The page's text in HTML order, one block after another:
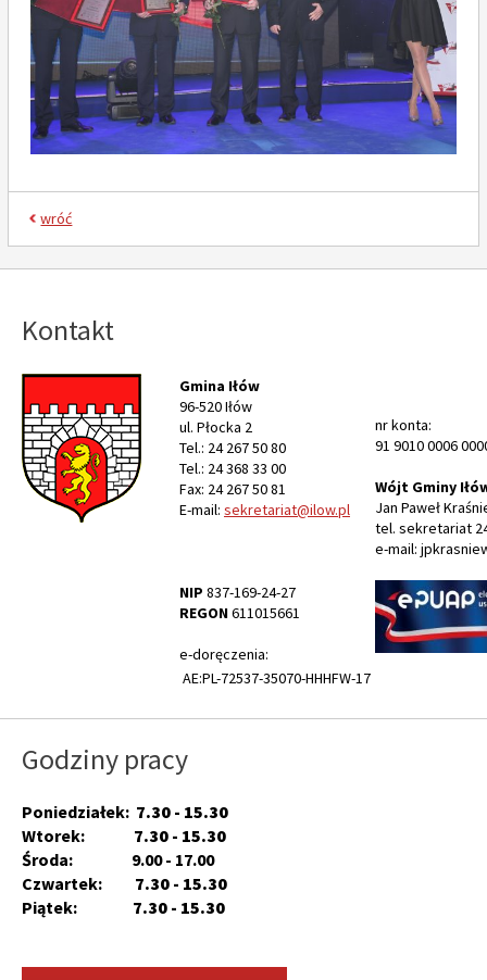
wróć
Kontakt
Gmina Iłów
96-520 Iłów
ul. Płocka 2
Tel.: 24 267 50 80
Tel.: 24 368 33 00
Fax: 24 267 50 81
E-mail: sekretariat@ilow.pl
NIP 837-169-24-27
REGON611015661
e-doręczenia:
AE:PL-72537-35070-HHHFW-17
nr konta:
91 9010 0006
Wójt Gminy
Jan Paweł
tel. sekretariat
e-mail:
Godziny pracy
Poniedziałek: 7.30 - 15.30
Wtorek: 7.30 - 15.30
Środa: 9.00 - 17.00
Czwartek: 7.30 - 15.30
Piątek: 7.30 - 15.30